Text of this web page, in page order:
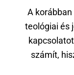
A
teológiai és
számít,